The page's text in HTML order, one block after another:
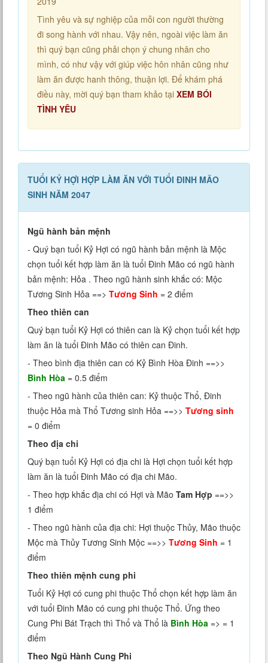
Tình yêu và sự nghiệp của mỗi con người thường
đi song hành với nhau. Vậy nên, ngoài việc làm ăn
thì quý bạn cũng phải chọn ý chung nhân cho
mình, có như vậy với giúp việc hôn nhân cũng như
làm ăn được hanh thông, thuận lợi. Để khám phá
điều này, mời quý bạn tham khảo tại XEM BÓI
TÌNH YÊU
TUỔI KỶ HỢI HỢP LÀM ĂN VỚI TUỔI ĐINH MÃO
SINH NĂM 2047
Ngũ hành bản mệnh
- Quý bạn tuổi Kỷ Hợi có ngũ hành bản mệnh là Mộc
chọn tuổi kết hợp làm ăn là tuổi Đinh Mão có ngũ hành
bản mệnh: Hỏa . Theo ngũ hành sinh khắc có: Mộc
Tương Sinh Hỏa ==> Tương Sinh = 2 điểm
Theo thiên can
Quý bạn tuổi Kỷ Hợi có thiên can là Kỷ chọn tuổi kết hợp
làm ăn là tuổi Đinh Mão có thiên can Đinh.
- Theo bình địa thiên can có Kỷ Bình Hòa Đinh ==>>
Bình Hòa = 0.5 điểm
- Theo ngũ hành của thiên can: Kỷ thuộc Thổ, Đinh
thuộc Hỏa mà Thổ Tương sinh Hỏa ==>> Tương sinh
= 0 điểm
Theo địa chi
Quý bạn tuổi Kỷ Hợi có địa chi là Hợi chọn tuổi kết hợp
làm ăn là tuổi Đinh Mão có địa chi Mão.
- Theo hợp khắc địa chi có Hợi và Mão Tam Hợp ==>>
1 điểm
- Theo ngũ hành của địa chi: Hợi thuộc Thủy, Mão thuộc
Mộc mà Thủy Tương Sinh Mộc ==>> Tương Sinh = 1
điểm
Theo thiên mệnh cung phi
Tuổi Kỷ Hợi có cung phi thuộc Thổ chọn kết hợp làm ăn
với tuổi Đinh Mão có cung phi thuộc Thổ. Ứng theo
Cung Phi Bát Trạch thì Thổ và Thổ là Bình Hòa => = 1
điểm
Theo Ngũ Hành Cung Phi